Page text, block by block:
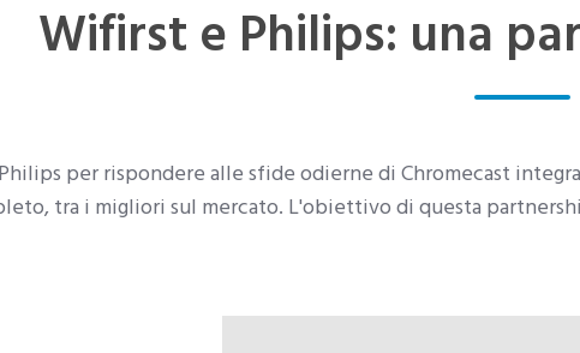
Wifirst e Philips: una
per rispondere alle sfide odierne di Chromecast
tra i migliori sul mercato. L'obiettivo di questa